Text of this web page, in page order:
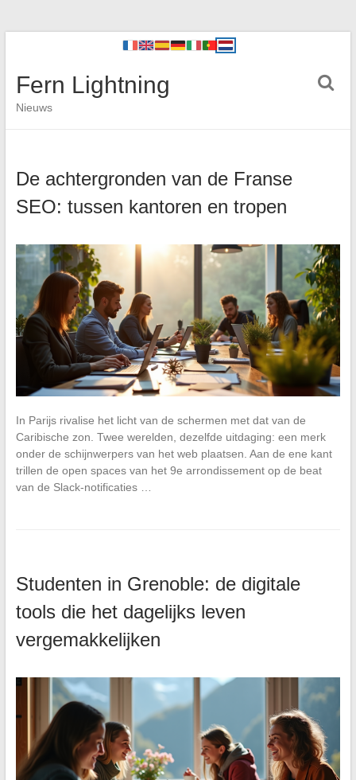
Fern Lightning
Nieuws
De achtergronden van de Franse
SEO: tussen kantoren en tropen
In Parijs rivalise het licht van de schermen met dat van de
Caribische zon. Twee werelden, dezelfde uitdaging: een merk
onder de schijnwerpers van het web plaatsen. Aan de ene kant
trillen de open spaces van het 9e arrondissement op de beat
van de Slack-notificaties …
Studenten in Grenoble: de digitale
tools die het dagelijks leven
vergemakkelijken